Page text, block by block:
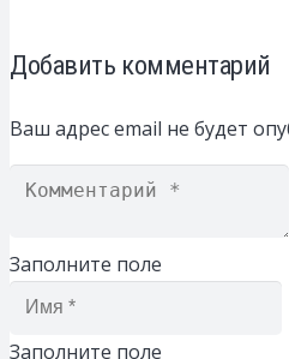
Добавить комментарий
Ваш адрес email не будет
Заполните поле
Заполните поле